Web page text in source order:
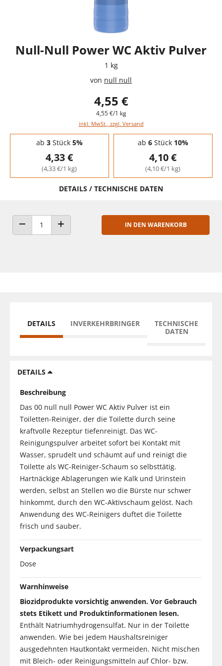
Null-Null Power WC Aktiv Pulver
1 kg
von null null
4,55 €
4,55 €/1 kg
inkl. MwSt., zzgl. Versand
Staffelpreise - Mengenrabatt
ab 3Stück 5%
4,33 €
(4,33 €/1 kg)
ab 6Stück 10%
4,10 €
(4,10 €/1 kg)
DETAILS / TECHNISCHE DATEN
ANZAHL VERRINGERNANZAHL ERHÖHEN
IN DEN WARENKORB
DETAILS INVERKEHRBRINGER
TECHNISCHE
DATEN
DETAILS
Beschreibung
Das 00 null null Power WC Aktiv Pulver ist ein
Toiletten-Reiniger, der die Toilette durch seine
kraftvolle Rezeptur tiefenreinigt. Das WC-
Reinigungspulver arbeitet sofort bei Kontakt mit
Wasser, sprudelt und schäumt auf und reinigt die
Toilette als WC-Reiniger-Schaum so selbsttätig.
Hartnäckige Ablagerungen wie Kalk und Urinstein
werden, selbst an Stellen wo die Bürste nur schwer
hinkommt, durch den WC-Aktivschaum gelöst. Nach
Anwendung des WC-Reinigers duftet die Toilette
frisch und sauber.
Verpackungsart
Dose
Warnhinweise
Biozidprodukte vorsichtig anwenden. Vor Gebrauch
stets Etikett und Produktinformationen lesen.
Enthält Natriumhydrogensulfat. Nur in der Toilette
anwenden. Wie bei jedem Haushaltsreiniger
ausgedehnten Hautkontakt vermeiden. Nicht mischen
mit Bleich- oder Reinigungsmitteln auf Chlor- bzw.